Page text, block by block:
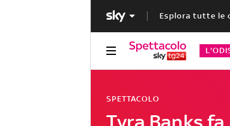
Esplora tutte le
Tyra Banks fa
SPETTACOLO